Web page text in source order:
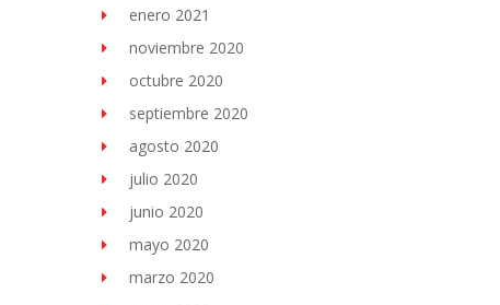
enero 2021
noviembre 2020
octubre 2020
septiembre 2020
agosto 2020
julio 2020
junio 2020
mayo 2020
marzo 2020